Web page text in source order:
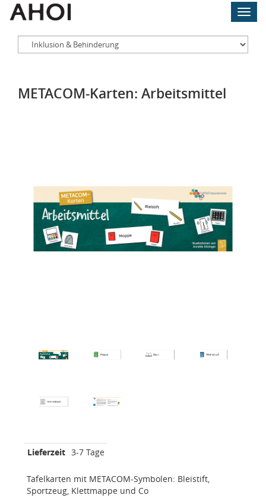
Skip
METACOM-Karten: Arbeitsmittel
Lieferzeit 3-7 Tage
Tafelkarten mit METACOM-Symbolen: Bleistift,
Sportzeug, Klettmappe und Co